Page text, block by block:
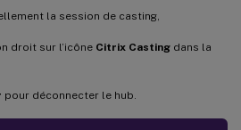
la session de casting,
droit sur l’icône Citrix Casting dans la
pour déconnecter le hub.